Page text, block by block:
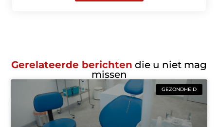
Gerelateerde berichten die u niet mag
missen
GEZONDHEID